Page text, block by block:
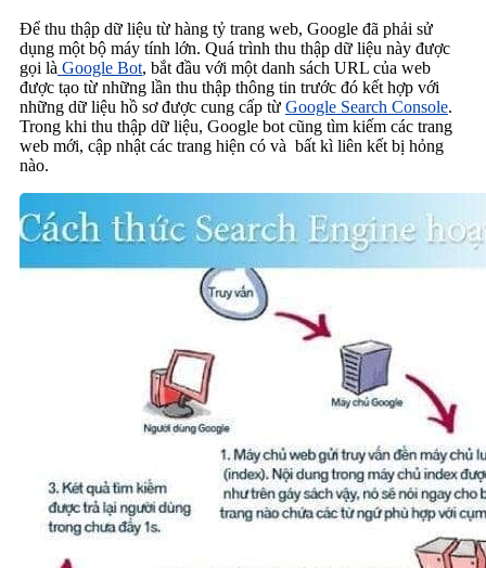
Để thu thập dữ liệu từ hàng tỷ trang web, Google đã phải sử
dụng một bộ máy tính lớn. Quá trình thu thập dữ liệu này được
gọi là Google Bot, bắt đầu với một danh sách URL của web
được tạo từ những lần thu thập thông tin trước đó kết hợp với
những dữ liệu hồ sơ được cung cấp từ Google Search Console.
Trong khi thu thập dữ liệu, Google bot cũng tìm kiếm các trang
web mới, cập nhật các trang hiện có và bất kì liên kết bị hỏng
nào.